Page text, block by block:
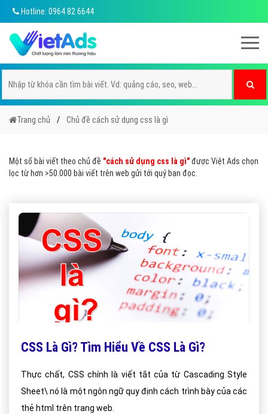
Hotline: 0964 82 6644
Trang chủ Chủ đề cách sử dụng css là gì
Một số bài viết theo chủ đề "cách sử dụng css là gì"được Việt Ads chọn
lọc từ hơn >50.000 bài viết trên web gửi tới quý bạn đọc.
CSS Là Gì? Tìm Hiểu Về CSS Là Gì?
Thực chất, CSS chính là viết tắt của từ Cascading Style
Sheet\ nó là một ngôn ngữ quy định cách trình bày của các
thẻ html trên trang web.